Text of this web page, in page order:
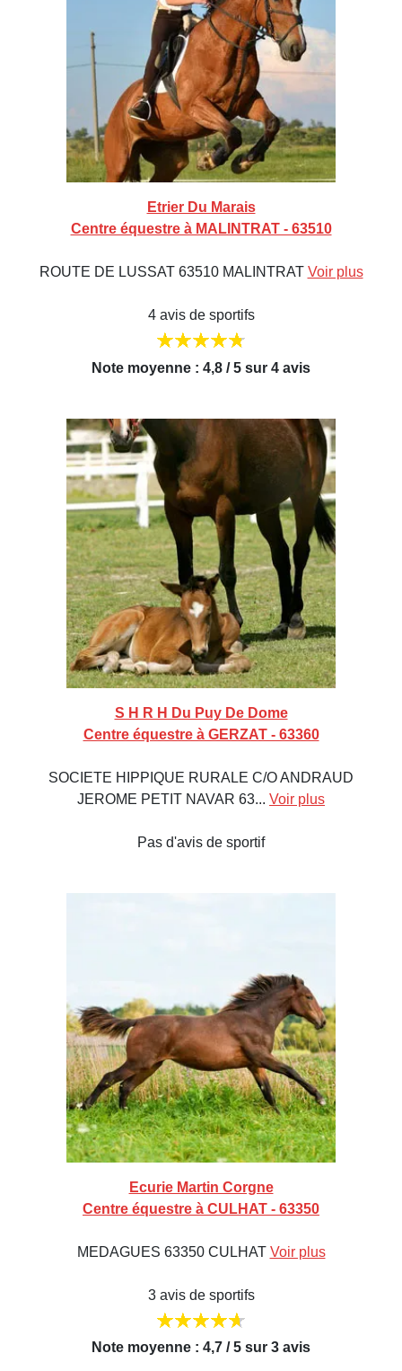
Etrier Du Marais
Centre équestre à MALINTRAT - 63510
ROUTE DE LUSSAT 63510 MALINTRAT Voir plus
4 avis de sportifs
Note moyenne : 4,8 / 5 sur 4 avis
S H R H Du Puy De Dome
Centre équestre à GERZAT - 63360
SOCIETE HIPPIQUE RURALE C/O ANDRAUD
JEROME PETIT NAVAR 63... Voir plus
Pas d'avis de sportif
Ecurie Martin Corgne
Centre équestre à CULHAT - 63350
MEDAGUES 63350 CULHAT Voir plus
3 avis de sportifs
Note moyenne : 4,7 / 5 sur 3 avis